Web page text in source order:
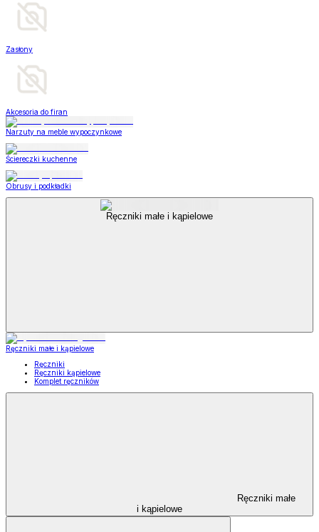
Zasłony
Akcesoria do firan
Narzuty na meble wypoczynkowe
Ściereczki kuchenne
Obrusy i podkładki
Ręczniki małe i kąpielowe
Ręczniki małe i kąpielowe
Ręczniki
Ręczniki kąpielowe
Komplet ręczników
Ręczniki małe
i kąpielowe